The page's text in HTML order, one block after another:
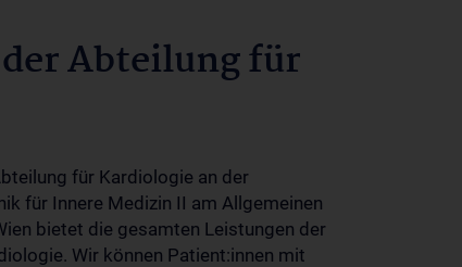
Abteilung für
für Kardiologie an der
für Innere Medizin II am Allgemeinen
bietet die gesamten Leistungen der
Wir können Patient:innen mit